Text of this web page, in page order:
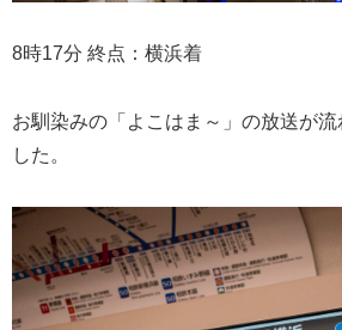
8時17分 終点：横浜着
お馴染みの「よこはま～」の放送が流
した。